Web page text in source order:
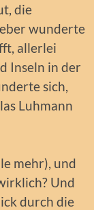
die
wunderte
allerlei
Inseln in der
sich,
Luhmann
mehr), und
Und
durch die